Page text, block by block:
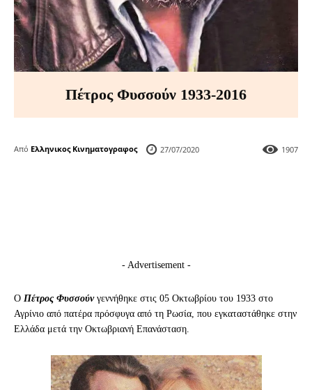
Πέτρος Φυσσούν 1933-2016
Από Ελληνικος Κινηματογραφος 27/07/2020 1907
- Advertisement -
O Πέτρος Φυσσούνγεννήθηκε στις 05 Οκτωβρίου του 1933 στο
Αγρίνιο από πατέρα πρόσφυγα από τη Ρωσία, που εγκαταστάθηκε στην
Ελλάδα μετά την Οκτωβριανή Επανάσταση.